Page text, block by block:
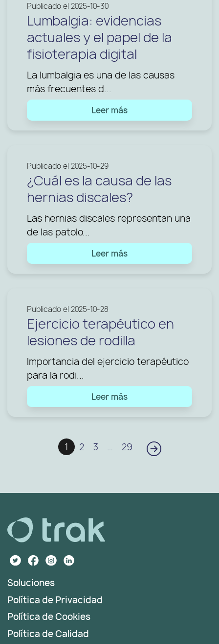
Publicado el 2025-10-30
Lumbalgia: evidencias
actuales y el papel de la
fisioterapia digital
La lumbalgia es una de las causas
más frecuentes d...
Leer más
Publicado el 2025-10-29
¿Cuál es la causa de las
hernias discales?
Las hernias discales representan una
de las patolo...
Leer más
Publicado el 2025-10-28
Ejercicio terapéutico en
lesiones de rodilla
Importancia del ejercicio terapéutico
para la rodi...
Leer más
1 2 3 … 29
Soluciones
Política de Privacidad
Política de Cookies
Política de Calidad